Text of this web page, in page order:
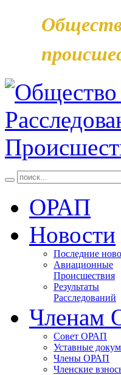
ОРАП
Новости
Последние
Авиационные
Происшествия
Результаты
Расследований
Членам
Совет ОРАП
Уставные
Члены ОРАП
Членские